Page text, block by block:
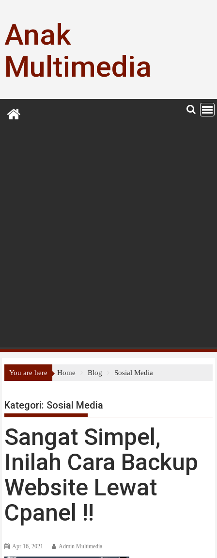
content
Anak
Multimedia
You are here Home Blog Sosial Media
Kategori: Sosial Media
Sangat Simpel,
Inilah Cara Backup
Website Lewat
Cpanel !!
Apr 16, 2021 Admin Multimedia